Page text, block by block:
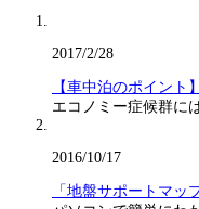
2017/2/28
【車中泊のポイント
エコノミー症候群に
2016/10/17
「地盤サポートマッ